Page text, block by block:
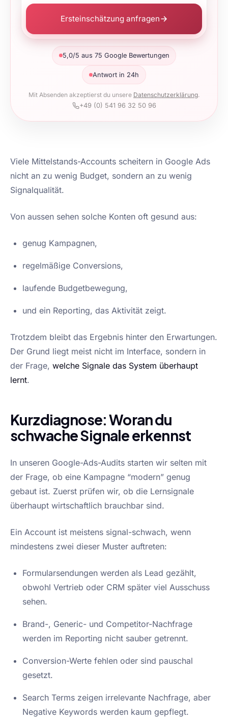
Ersteinschätzung anfragen
5,0/5 aus 75 Google Bewertungen
Antwort in 24h
Mit Absenden akzeptierst du unsere Datenschutzerklärung.
+49 (0) 541 96 32 50 96
Viele Mittelstands-Accounts scheitern in Google Ads
nicht an zu wenig Budget, sondern an zu wenig
Signalqualität.
Von aussen sehen solche Konten oft gesund aus:
genug Kampagnen,
regelmäßige Conversions,
laufende Budgetbewegung,
und ein Reporting, das Aktivität zeigt.
Trotzdem bleibt das Ergebnis hinter den Erwartungen.
Der Grund liegt meist nicht im Interface, sondern in
der Frage, welche Signale das System überhaupt
lernt.
Kurzdiagnose: Woran du
schwache Signale erkennst
In unseren Google-Ads-Audits starten wir selten mit
der Frage, ob eine Kampagne “modern” genug
gebaut ist. Zuerst prüfen wir, ob die Lernsignale
überhaupt wirtschaftlich brauchbar sind.
Ein Account ist meistens signal-schwach, wenn
mindestens zwei dieser Muster auftreten:
Formularsendungen werden als Lead gezählt,
obwohl Vertrieb oder CRM später viel Ausschuss
sehen.
Brand-, Generic- und Competitor-Nachfrage
werden im Reporting nicht sauber getrennt.
Conversion-Werte fehlen oder sind pauschal
gesetzt.
Search Terms zeigen irrelevante Nachfrage, aber
Negative Keywords werden kaum gepflegt.